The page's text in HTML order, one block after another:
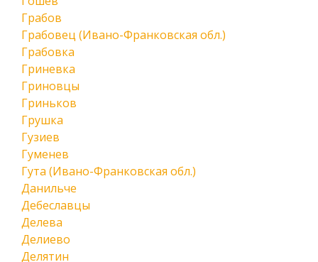
Грабов
Грабовец (Ивано-Франковская обл.)
Грабовка
Гриневка
Гриновцы
Гриньков
Грушка
Гузиев
Гуменев
Гута (Ивано-Франковская обл.)
Данильче
Дебеславцы
Делева
Делиево
Делятин